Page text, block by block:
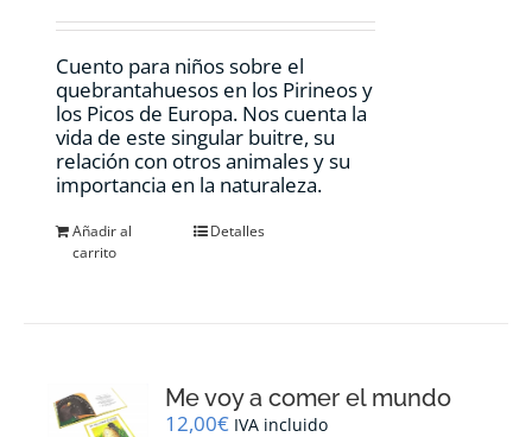
Cuento para niños sobre el
quebrantahuesos en los Pirineos y
los Picos de Europa. Nos cuenta la
vida de este singular buitre, su
relación con otros animales y su
importancia en la naturaleza.
Añadir al
carrito
Detalles
Me voy a comer el mundo
12,00€ IVA incluido